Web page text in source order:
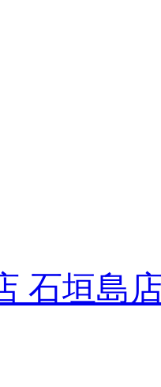
石垣島